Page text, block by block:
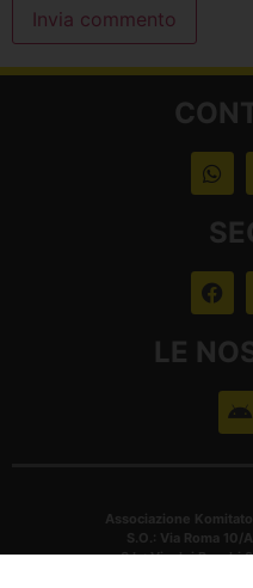
LE
Associazione
S.O.: Via Roma 10/
S.L.: Via dei Borghi